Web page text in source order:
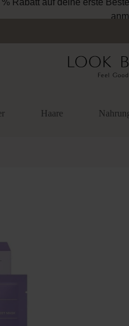
Rabatt auf deine erste
Haare